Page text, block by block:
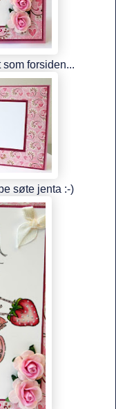
som forsiden...
søte jenta :-)